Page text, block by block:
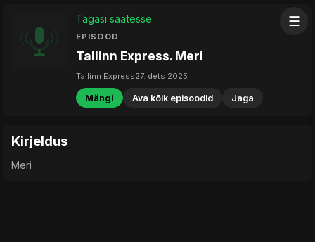
☰
Tagasi saatesse
EPISOOD
Tallinn Express. Meri
Tallinn Express27. dets 2025
Mängi Ava kõik episoodid Jaga
Kirjeldus
Meri